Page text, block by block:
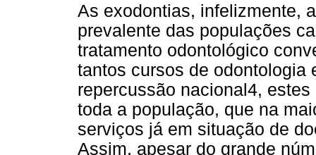
As exodontias, infelizmente,
prevalente das populações
tratamento odontológico
tantos cursos de odontologia
repercussão nacional4,
toda a população, que na
serviços já em situação de
Assim, apesar do grande